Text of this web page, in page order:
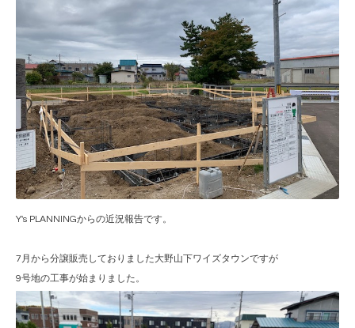
Y's PLANNINGからの近況報告です。
7月から分譲販売しておりました大野山下ワイズタウンですが
9号地の工事が始まりました。